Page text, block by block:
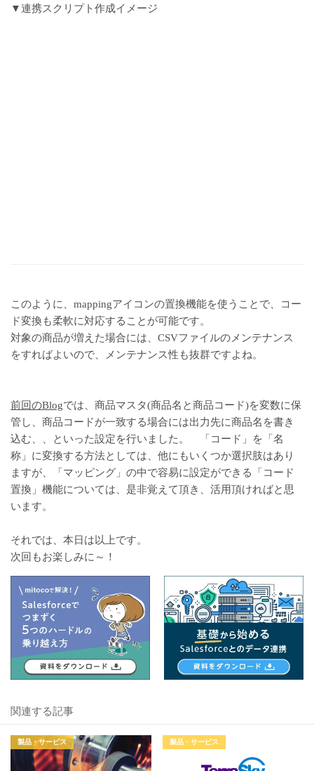
▼連携スクリプト作成イメージ
このように、mappingアイコンの置換機能を使うことで、コー
ド変換も柔軟に対応することが可能です。
対象の商品が増えた場合には、CSVファイルのメンテナンス
をすればよいので、メンテナンス性も抜群ですよね。
前回のBlogでは、商品マスタ(商品名と商品コード)を変数に保
管し、商品コードが一致する場合には出力先に商品名を書き
込む、、といった設定を行いました。 「コード」を「名
称」に変換する方法としては、他にもいくつか選択肢はあり
ますが、「マッピング」の中で容易に設定ができる「コード
置換」機能については、是非覚えて頂き、活用頂ければと思
います。
それでは、本日は以上です。
次回もお楽しみに～！
関連する記事
製品・サービス 製品・サービス